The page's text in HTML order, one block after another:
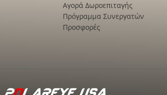
Αγορά Δωροεπιταγής
Πρόγραμμα Συνεργατών
Προσφορές